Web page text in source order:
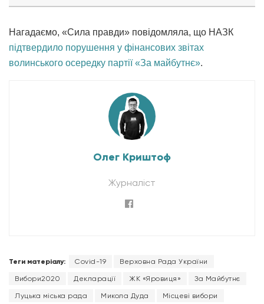
Нагадаємо, «Сила правди» повідомляла, що НАЗК
підтвердило порушення у фінансових звітах
волинського осередку партії «За майбутнє».
Олег Криштоф
Журналіст
Теги матеріалу: Covid-19 Верховна Рада України
Вибори2020 Декларації ЖК «Яровиця» За Майбутнє
Луцька міська рада Микола Дуда Місцеві вибори